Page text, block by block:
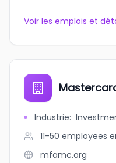
Voir les emplois et
Industrie:
11-50 employees
mfamc.org